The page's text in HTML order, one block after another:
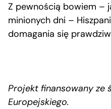
Z pewnością bowiem –
minionych dni –
domagania się
Projekt finansowany ze
Europejskiego.